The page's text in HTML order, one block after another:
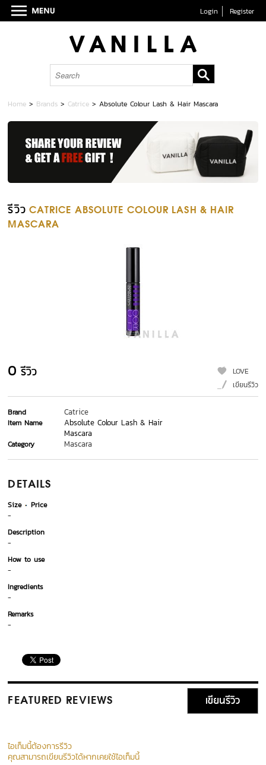
Login Register
Home > Brands > Catrice >Absolute Colour Lash & Hair Mascara
รีวิว CATRICE ABSOLUTE COLOUR LASH & HAIR
MASCARA
0 รีวิว
LOVE
เขียนรีวิว
Brand Catrice
Item Name
Absolute Colour Lash & Hair
Mascara
Category Mascara
DETAILS
Size
Price
-
Description
-
How to use
-
Ingredients
-
Remarks
-
FEATURED REVIEWS เขียนรีวิว
ไอเท็มนี้ต้องการรีวิว
คุณสามารถเขียนรีวิวได้หากเคยใช้ไอเท็มนี้